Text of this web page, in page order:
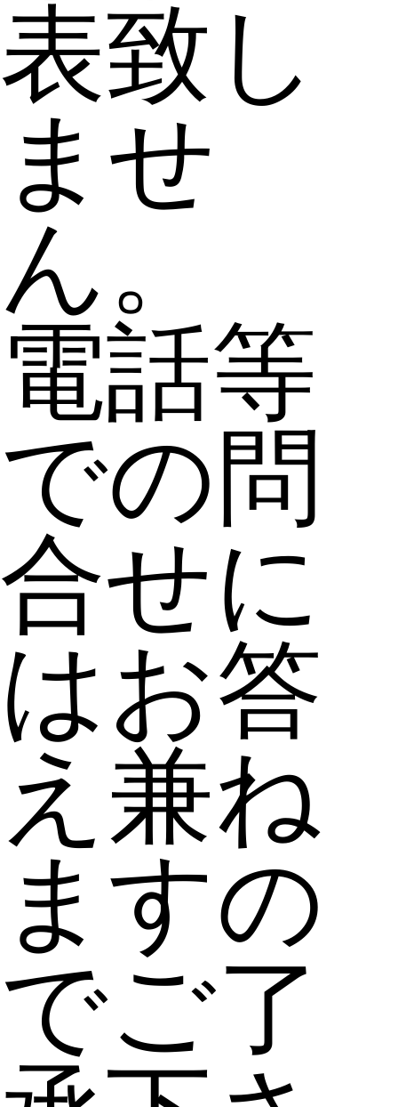
表致し
ませ
ん。
電話等
での問
合せに
はお答
え兼ね
ますの
でご了